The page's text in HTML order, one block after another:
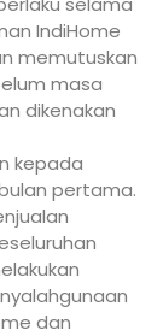
IndiHome
memutuskan
masa
dikenakan
kepada
pertama.
dan